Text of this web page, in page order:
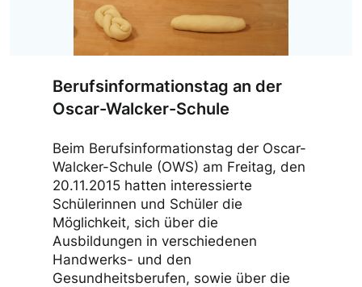
Berufsinformationstag an der
Oscar-Walcker-Schule
Beim Berufsinformationstag der Oscar-
Walcker-Schule (OWS) am Freitag, den
20.11.2015 hatten interessierte
Schülerinnen und Schüler die
Möglichkeit, sich über die
Ausbildungen in verschiedenen
Handwerks- und den
Gesundheitsberufen, sowie über die